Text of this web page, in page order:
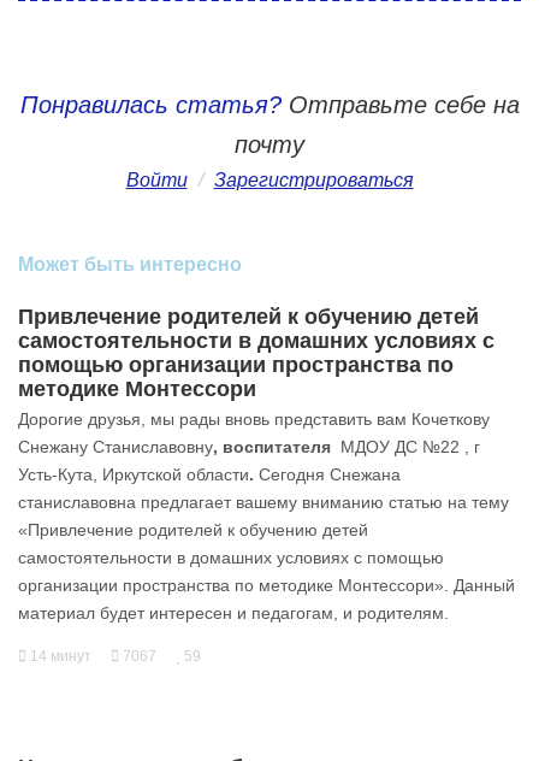
Понравилась статья?Отправьте себе на
почту
Войти / Зарегистрироваться
Может быть интересно
Привлечение родителей к обучению детей
самостоятельности в домашних условиях с
помощью организации пространства по
методике Монтессори
Дорогие друзья, мы рады вновь представить вам Кочеткову
Снежану Станиславовну, воспитателя МДОУ ДС №22 , г
Усть-Кута, Иркутской области. Сегодня Снежана
станиславовна предлагает вашему вниманию статью на тему
«Привлечение родителей к обучению детей
самостоятельности в домашних условиях с помощью
организации пространства по методике Монтессори». Данный
материал будет интересен и педагогам, и родителям.
14 минут 7067 59